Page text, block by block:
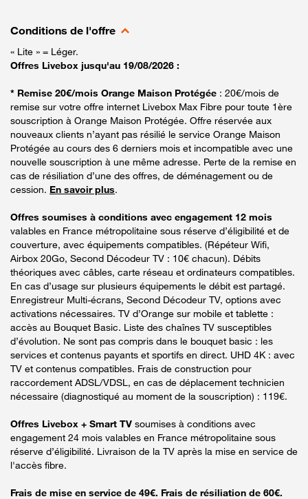
Conditions de l'offre
« Lite » = Léger.
Offres Livebox jusqu'au 19/08/2026 :
* Remise 20€/mois Orange Maison Protégée : 20€/mois de
remise sur votre offre internet Livebox Max Fibre pour toute 1ère
souscription à Orange Maison Protégée. Offre réservée aux
nouveaux clients n’ayant pas résilié le service Orange Maison
Protégée au cours des 6 derniers mois et incompatible avec une
nouvelle souscription à une même adresse. Perte de la remise en
cas de résiliation d’une des offres, de déménagement ou de
cession. En savoir plus.
Offres soumises à conditions avec engagement 12 mois
valables en France métropolitaine sous réserve d’éligibilité et de
couverture, avec équipements compatibles. (Répéteur Wifi,
Airbox 20Go, Second Décodeur TV : 10€ chacun). Débits
théoriques avec câbles, carte réseau et ordinateurs compatibles.
En cas d’usage sur plusieurs équipements le débit est partagé.
Enregistreur Multi-écrans, Second Décodeur TV, options avec
activations nécessaires. TV d’Orange sur mobile et tablette :
accès au Bouquet Basic. Liste des chaînes TV susceptibles
d’évolution. Ne sont pas compris dans le bouquet basic : les
services et contenus payants et sportifs en direct. UHD 4K : avec
TV et contenus compatibles. Frais de construction pour
raccordement ADSL/VDSL, en cas de déplacement technicien
nécessaire (diagnostiqué au moment de la souscription) : 119€.
Offres Livebox + Smart TV soumises à conditions avec
engagement 24 mois valables en France métropolitaine sous
réserve d’éligibilité. Livraison de la TV après la mise en service de
l'accès fibre.
Frais de mise en service de 49€. Frais de résiliation de 60€.